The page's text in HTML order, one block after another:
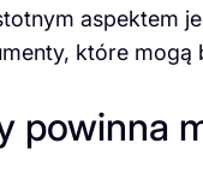
aspektem
które mogą
powinna